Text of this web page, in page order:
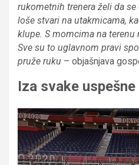
rukometnih trenera želi da
loše stvari na utakmicama,
klupe. S momcima na terenu
Sve su to uglavnom pravi
pruže ruku – objašnjava
Iza svake